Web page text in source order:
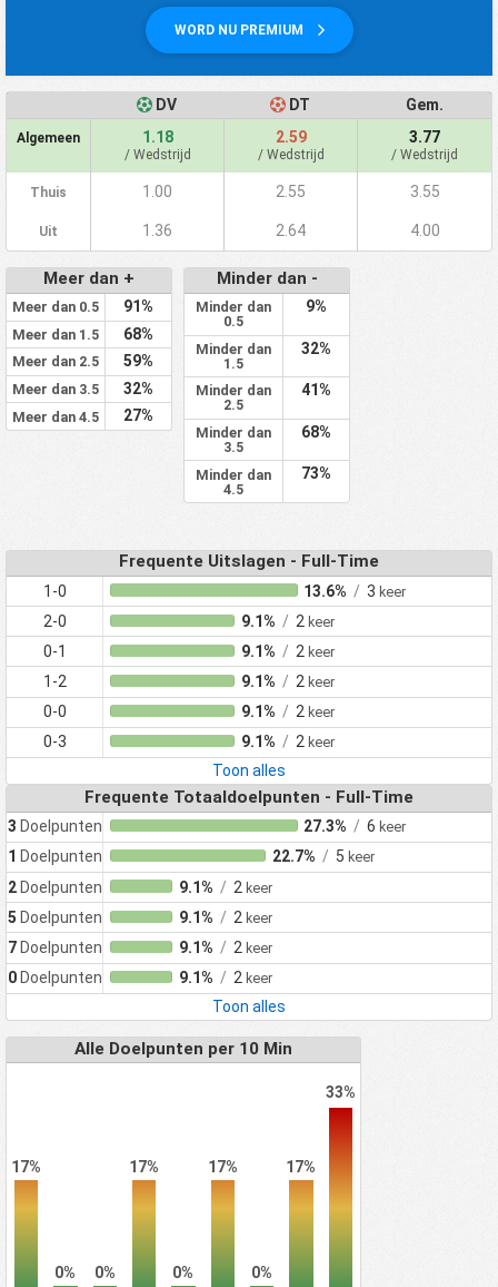
WORD NU PREMIUM
DV DT Gem.
Algemeen 1.18
/ Wedstrijd
2.59
/ Wedstrijd
3.77
/ Wedstrijd
Thuis 1.00 2.55 3.55
Uit 1.36 2.64 4.00
Meer dan +
Meer dan 0.5 91%
Meer dan 1.5 68%
Meer dan 2.5 59%
Meer dan 3.5 32%
Meer dan 4.5 27%
Minder dan -
Minder dan
0.5
9%
Minder dan
1.5
32%
Minder dan
2.5
41%
Minder dan
3.5
68%
Minder dan
4.5
73%
Frequente Uitslagen - Full-Time
1-0 13.6% / 3keer
2-0 9.1% / 2 keer
0-1 9.1% / 2 keer
1-2 9.1% / 2 keer
0-0 9.1% / 2 keer
0-3 9.1% / 2 keer
Toon alles
Frequente Totaaldoelpunten - Full-Time
3 Doelpunten 27.3% / 6keer
1 Doelpunten 22.7% / 5keer
2Doelpunten 9.1% / 2 keer
5 Doelpunten 9.1% / 2 keer
7 Doelpunten 9.1% / 2 keer
0 Doelpunten 9.1% / 2 keer
Toon alles
Alle Doelpunten per 10 Min
17%
0% 0%
17%
0%
17%
0%
17%
33%